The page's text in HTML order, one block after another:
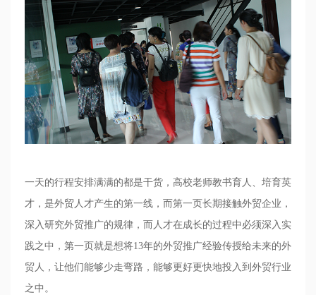
一天的行程安排满满的都是干货，高校老师教书育人、培育英
才，是外贸人才产生的第一线，而第一页长期接触外贸企业，
深入研究外贸推广的规律，而人才在成长的过程中必须深入实
践之中，第一页就是想将13年的外贸推广经验传授给未来的外
贸人，让他们能够少走弯路，能够更好更快地投入到外贸行业
之中。